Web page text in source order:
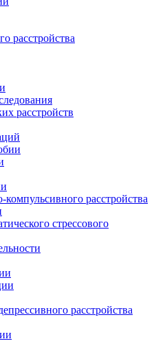
расстройства
расстройств
компульсивного расстройства
стрессового
расстройства